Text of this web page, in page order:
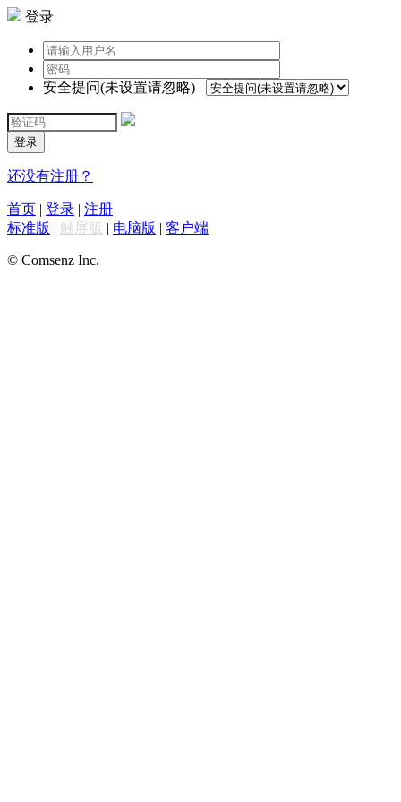
登录
安全提问(未设置请忽略)
登录
还没有注册？
首页 | 登录 | 注册
标准版 | 触屏版 | 电脑版 | 客户端
© Comsenz Inc.